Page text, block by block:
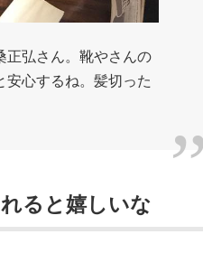
弘さん。靴やさんの
安心するね。髪切った
ると嬉しいな